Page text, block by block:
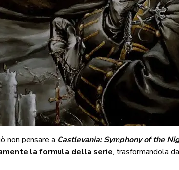
non pensare a Castlevania: Symphony of the
la formula della serie, trasformandola